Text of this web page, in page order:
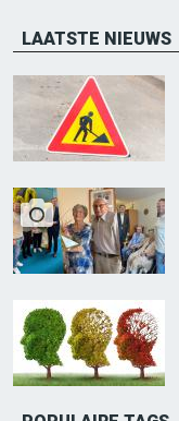
LAATSTE NIEUWS